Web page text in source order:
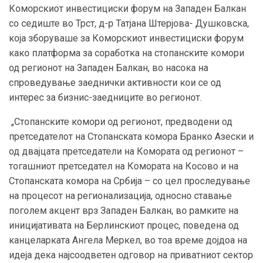
Коморскиот инвестициски форум на Западен Балкан
со седиште во Трст, д-р Татјана Штерјова- Душковска,
која зборуваше за Коморскиот инвестициски форум
како платформа за соработка на стопанските комори
од регионот на Западен Балкан, во насока на
спроведување заеднички активности кои се од
интерес за бизнис-заедниците во регионот.
„Стопанските комори од регионот, предводени од
претседателот на Стопанската комора Бранко Азески и
од двајцата претседатели на Комората од регионот –
тогашниот претседател на Комората на Косово и на
Стопанската комора на Србија – со цел проследување
на процесот на регионализација, односно ставање
поголем акцент врз Западен Балкан, во рамките на
иницијативата на Берлинскиот процес, поведена од
канцеларката Ангела Меркел, во тоа време дојдоа на
идеја дека најсоодветен одговор на приватниот сектор